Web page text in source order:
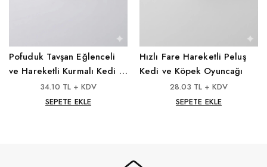
Pofuduk Tavşan Eğlenceli
ve Hareketli Kurmalı Kedi &
Köpek Oyuncağı
34.10 TL + KDV
SEPETE EKLE
Hızlı Fare Hareketli Peluş
Kedi ve Köpek Oyuncağı
28.03 TL + KDV
SEPETE EKLE